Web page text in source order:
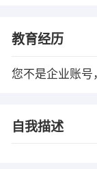
教育经历
您不是企业账号
自我描述